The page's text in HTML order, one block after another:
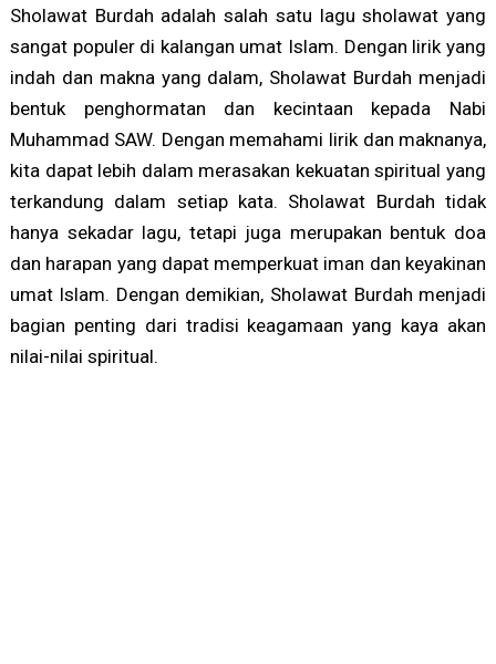
Sholawat Burdah adalah salah satu lagu sholawat yang
sangat populer di kalangan umat Islam. Dengan lirik yang
indah dan makna yang dalam, Sholawat Burdah menjadi
bentuk penghormatan dan kecintaan kepada Nabi
Muhammad SAW. Dengan memahami lirik dan maknanya,
kita dapat lebih dalam merasakan kekuatan spiritual yang
terkandung dalam setiap kata. Sholawat Burdah tidak
hanya sekadar lagu, tetapi juga merupakan bentuk doa
dan harapan yang dapat memperkuat iman dan keyakinan
umat Islam. Dengan demikian, Sholawat Burdah menjadi
bagian penting dari tradisi keagamaan yang kaya akan
nilai-nilai spiritual.